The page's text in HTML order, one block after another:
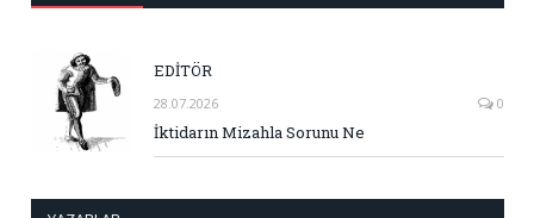
EDİTÖR
28.07.2026 0
İktidarın Mizahla Sorunu Ne